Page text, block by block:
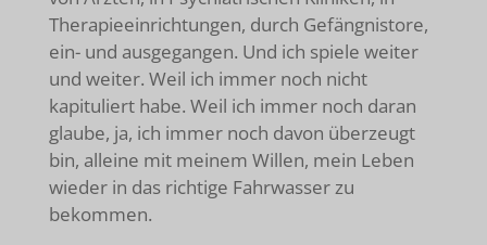
Therapieeinrichtungen, durch Gefängnistore,
ein- und ausgegangen. Und ich spiele weiter
und weiter. Weil ich immer noch nicht
kapituliert habe. Weil ich immer noch daran
glaube, ja, ich immer noch davon überzeugt
bin, alleine mit meinem Willen, mein Leben
wieder in das richtige Fahrwasser zu
bekommen.